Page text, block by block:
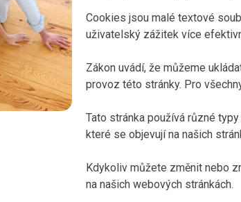
Cookies jsou malé textové
uživatelský zážitek více
Zákon uvádí, že můžeme
provoz této stránky. Pro
Tato stránka používá různé
které se objevují na našich
Kdykoliv můžete změnit nebo
na našich webových stránkách.